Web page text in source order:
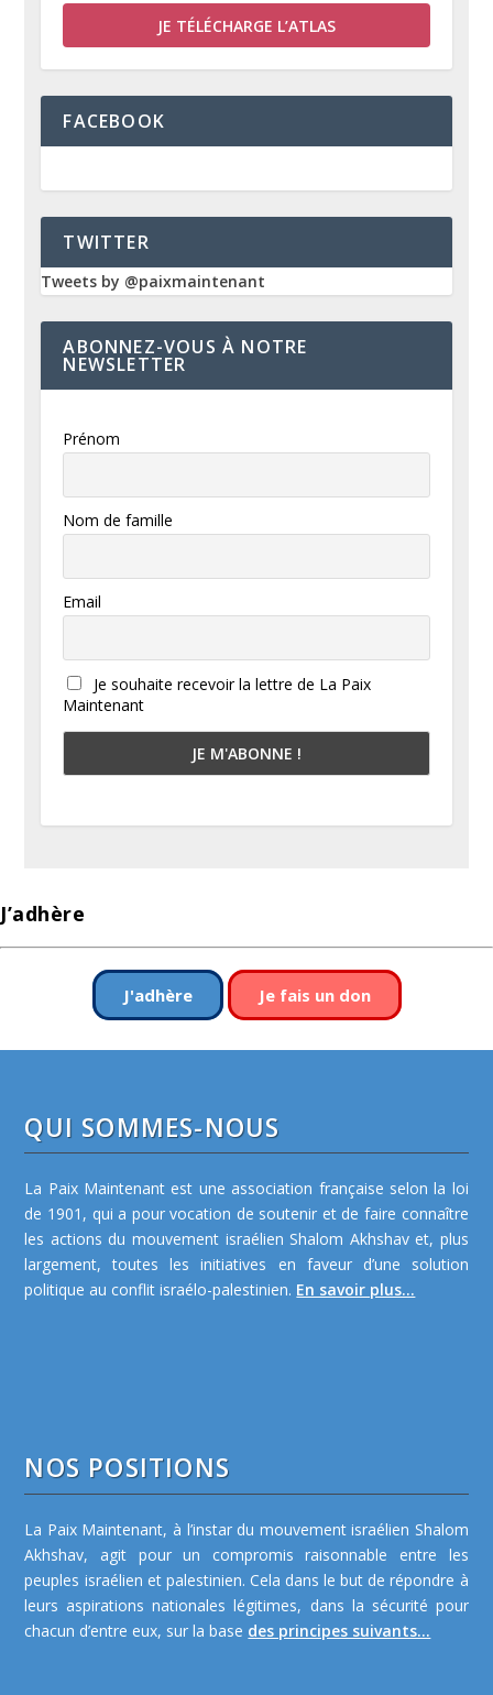
JE TÉLÉCHARGE L’ATLAS
FACEBOOK
TWITTER
Tweets by @paixmaintenant
ABONNEZ-VOUS À NOTRE
NEWSLETTER
Prénom
Nom de famille
Email
Je souhaite recevoir la lettre de La Paix
Maintenant
J’adhère
J'adhère Je fais un don
QUI SOMMES-NOUS
La Paix Maintenant est une association française selon la loi
de 1901, qui a pour vocation de soutenir et de faire connaître
les actions du mouvement israélien Shalom Akhshav et, plus
largement, toutes les initiatives en faveur d’une solution
politique au conflit israélo-palestinien. En savoir plus...
NOS POSITIONS
La Paix Maintenant, à l’instar du mouvement israélien Shalom
Akhshav, agit pour un compromis raisonnable entre les
peuples israélien et palestinien. Cela dans le but de répondre à
leurs aspirations nationales légitimes, dans la sécurité pour
chacun d’entre eux, sur la base des principes suivants...